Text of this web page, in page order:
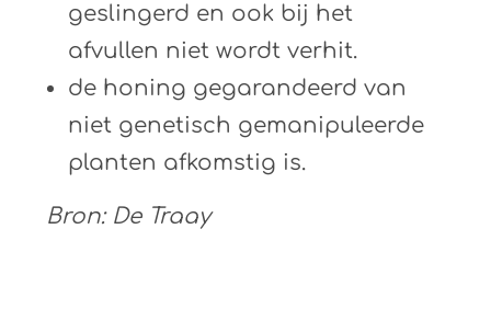
geslingerd en ook bij het
afvullen niet wordt verhit.
de honing gegarandeerd van
niet genetisch gemanipuleerde
planten afkomstig is.
Bron: De Traay